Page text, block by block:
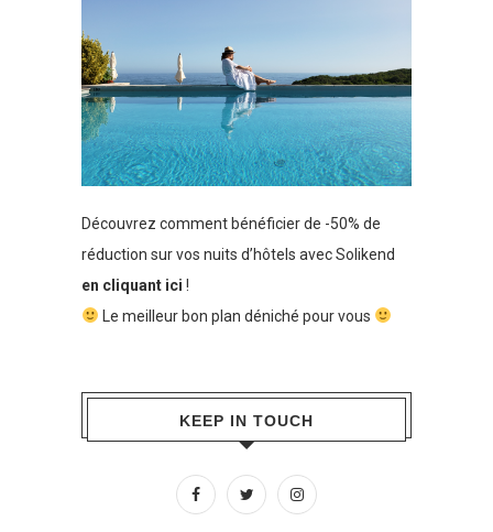
Découvrez comment bénéficier de -50% de
réduction sur vos nuits d’hôtels avec Solikend
en cliquant ici !
Le meilleur bon plan déniché pour vous
KEEP IN TOUCH